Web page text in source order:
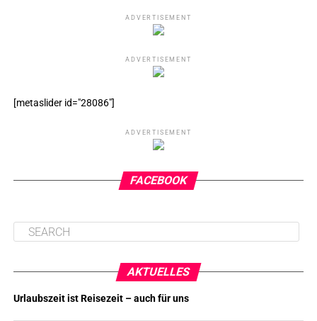
ADVERTISEMENT
ADVERTISEMENT
[metaslider id="28086"]
ADVERTISEMENT
FACEBOOK
AKTUELLES
Urlaubszeit ist Reisezeit – auch für uns